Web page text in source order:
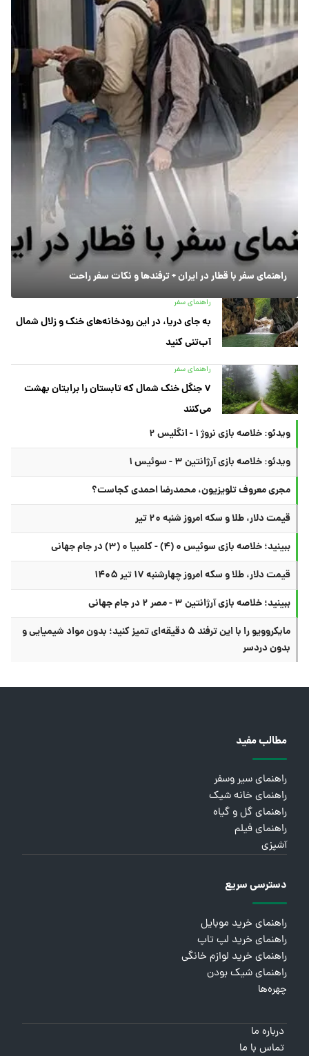
راهنمای سفر با قطار در ایران + ترفندها و نکات سفر راحت
راهنمای سفر
به جای دریا، در این رودخانه‌های خنک و زلال شمال
آب‌تنی کنید
راهنمای سفر
۷ جنگل خنک شمال که تابستان را برایتان بهشت
می‌کنند
ویدئو: خلاصه بازی نروژ ۱ - انگلیس ۲
ویدئو: خلاصه بازی آرژانتین ۳ - سوئیس ۱
مجری معروف تلویزیون، محمدرضا احمدی کجاست؟
قیمت دلار، طلا و سکه امروز شنبه ۲۰ تیر
ببینید؛ خلاصه بازی سوئیس ۰ (۴) - کلمبیا ۰ (۳) در جام جهانی
قیمت دلار، طلا و سکه امروز چهارشنبه ۱۷ تیر ۱۴۰۵
ببینید؛ خلاصه بازی آرژانتین ۳ - مصر ۲ در جام جهانی
مایکروویو را با این ترفند ۵ دقیقه‌ای تمیز کنید؛ بدون مواد شیمیایی و
بدون دردسر
مطالب مفید
راهنمای سیر وسفر
راهنمای خانه شیک
راهنمای گل و گیاه
راهنمای فیلم
آشپزی
دسترسی سریع
راهنمای خرید موبایل
راهنمای خرید لپ تاپ
راهنمای خرید لوازم خانگی
راهنمای شیک بودن
چهره‌ها
درباره ما
تماس با ما